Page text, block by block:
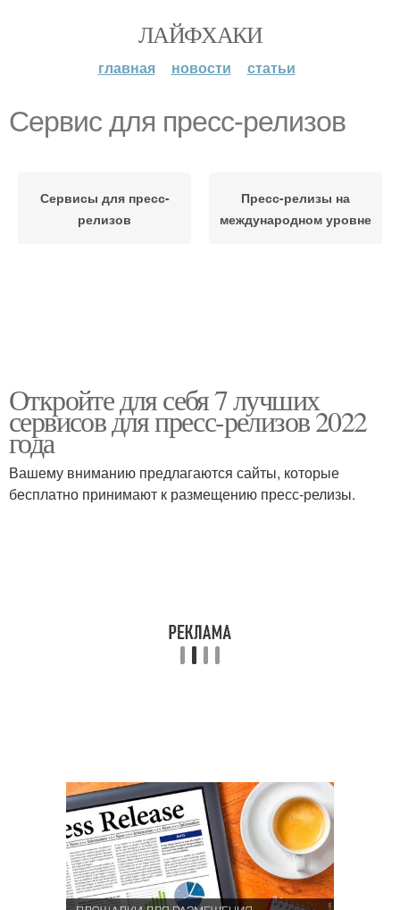
ЛАЙФХАКИ
главная новости статьи
Сервис для пресс-релизов
Сервисы для пресс-
релизов
Пресс-релизы на
международном уровне
Откройте для себя 7 лучших
сервисов для пресс-релизов 2022
года
Вашему вниманию предлагаются сайты, которые
бесплатно принимают к размещению пресс-релизы.